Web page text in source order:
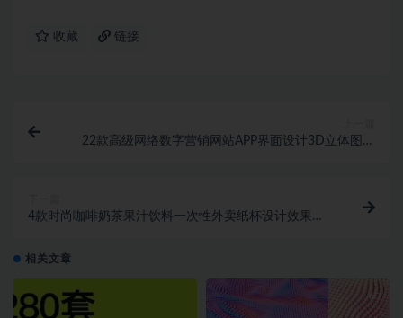
收藏 链接
22款高级网络数字营销网站APP界面设计3D立体图标
4款时尚咖啡奶茶果汁饮料一次性外卖纸杯设计效果图
相关文章